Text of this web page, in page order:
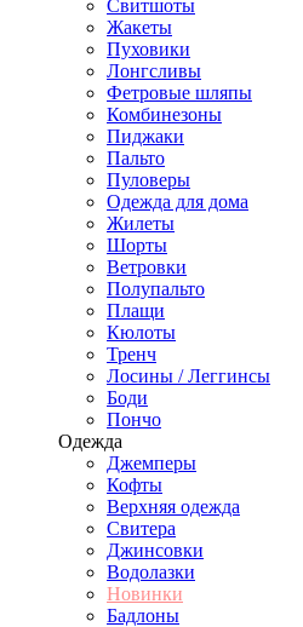
Свитшоты
Жакеты
Пуховики
Лонгсливы
Фетровые шляпы
Комбинезоны
Пиджаки
Пальто
Пуловеры
Одежда для дома
Жилеты
Шорты
Ветровки
Полупальто
Плащи
Кюлоты
Тренч
Лосины / Леггинсы
Боди
Пончо
Одежда
Джемперы
Кофты
Верхняя одежда
Свитера
Джинсовки
Водолазки
Новинки
Бадлоны